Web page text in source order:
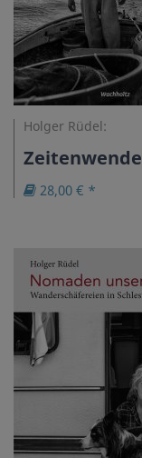
Holger Rüdel:
Zeitenwende
28,00 € *